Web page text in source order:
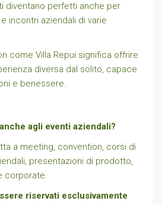
diventano perfetti anche per
incontri aziendali di varie
come Villa Repui significa offrire
diversa dal solito, capace
e benessere.
agli eventi aziendali?
a meeting, convention, corsi di
presentazioni di prodotto,
corporate.
riservati esclusivamente